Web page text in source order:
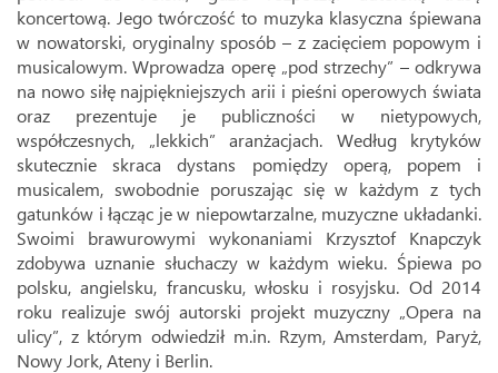
koncertową. Jego twórczość to muzyka klasyczna śpiewana
w nowatorski, oryginalny sposób – z zacięciem popowym i
musicalowym. Wprowadza operę „pod strzechy” – odkrywa
na nowo siłę najpiękniejszych arii i pieśni operowych świata
oraz prezentuje je publiczności w nietypowych,
współczesnych, „lekkich” aranżacjach. Według krytyków
skutecznie skraca dystans pomiędzy operą, popem i
musicalem, swobodnie poruszając się w każdym z tych
gatunków i łącząc je w niepowtarzalne, muzyczne układanki.
Swoimi brawurowymi wykonaniami Krzysztof Knapczyk
zdobywa uznanie słuchaczy w każdym wieku. Śpiewa po
polsku, angielsku, francusku, włosku i rosyjsku. Od 2014
roku realizuje swój autorski projekt muzyczny „Opera na
ulicy”, z którym odwiedził m.in. Rzym, Amsterdam, Paryż,
Nowy Jork, Ateny i Berlin.